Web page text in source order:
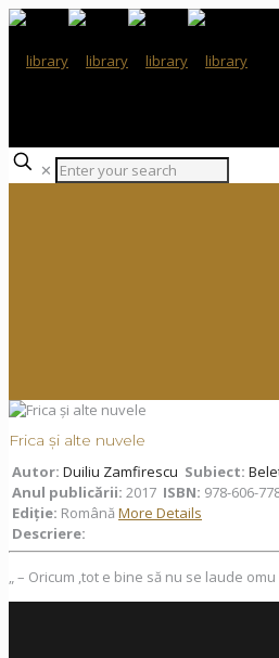
✕
Frica și alte nuvele
Autor: Duiliu Zamfirescu Subiect:
Anul publicării: 2017 ISBN: 978-606-
Ediţie: Română More Details
Descriere:
„ – Oricum ,tot e bine să nu se laude